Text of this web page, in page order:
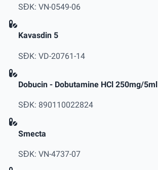
SĐK: VN-0549-06
Kavasdin 5
SĐK: VD-20761-14
Dobucin - Dobutamine HCl 250mg/5ml
SĐK: 890110022824
Smecta
SĐK: VN-4737-07